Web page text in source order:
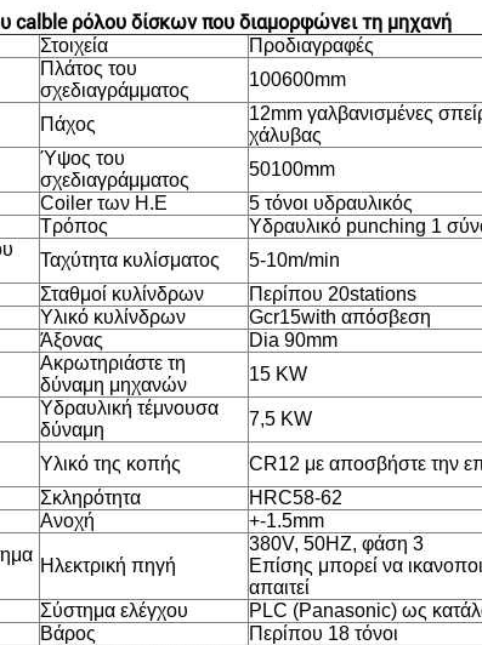
calble ρόλου δίσκων που διαμορφώνει τη μηχανή
Στοιχεία
Προδιαγραφές
Πλάτος του
σχεδιαγράμματος
100600mm
Πάχος
12mm γαλβανισμένες
χάλυβας
Ύψος του
σχεδιαγράμματος
50100mm
Coiler των Η.Ε
5 τόνοι υδραυλικός
Τρόπος
Υδραυλικό punching 1
Ταχύτητα κυλίσματος
5-10m/min
Σταθμοί κυλίνδρων
Περίπου 20stations
Υλικό κυλίνδρων
Gcr15with απόσβεση
Άξονας
Dia 90mm
Ακρωτηριάστε τη
δύναμη μηχανών
15 KW
Υδραυλική τέμνουσα
δύναμη
7,5 KW
Υλικό της κοπής
CR12 με αποσβήστε την
Σκληρότητα
HRC58-62
Ανοχή
+-1.5mm
Ηλεκτρική πηγή
380V, 50HZ, φάση 3
Επίσης μπορεί να
απαιτεί
Σύστημα ελέγχου
PLC (Panasonic) ως
Βάρος
Περίπου 18 τόνοι